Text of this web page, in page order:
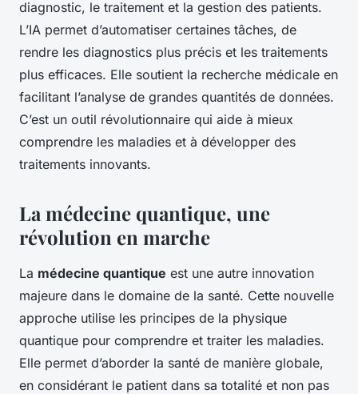
diagnostic, le traitement et la gestion des patients.
L’IA permet d’automatiser certaines tâches, de
rendre les diagnostics plus précis et les traitements
plus efficaces. Elle soutient la recherche médicale en
facilitant l’analyse de grandes quantités de données.
C’est un outil révolutionnaire qui aide à mieux
comprendre les maladies et à développer des
traitements innovants.
La médecine quantique, une
révolution en marche
La médecine quantique est une autre innovation
majeure dans le domaine de la santé. Cette nouvelle
approche utilise les principes de la physique
quantique pour comprendre et traiter les maladies.
Elle permet d’aborder la santé de manière globale,
en considérant le patient dans sa totalité et non pas